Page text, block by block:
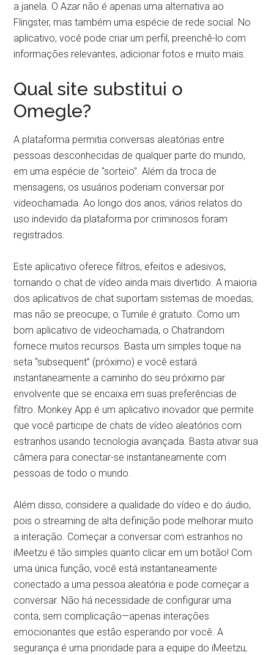
a janela. O Azar não é apenas uma alternativa ao
Flingster, mas também uma espécie de rede social. No
aplicativo, você pode criar um perfil, preenchê-lo com
informações relevantes, adicionar fotos e muito mais.
Qual site substitui o
Omegle?
A plataforma permitia conversas aleatórias entre
pessoas desconhecidas de qualquer parte do mundo,
em uma espécie de "sorteio". Além da troca de
mensagens, os usuários poderiam conversar por
videochamada. Ao longo dos anos, vários relatos do
uso indevido da plataforma por criminosos foram
registrados.
Este aplicativo oferece filtros, efeitos e adesivos,
tornando o chat de vídeo ainda mais divertido. A maioria
dos aplicativos de chat suportam sistemas de moedas,
mas não se preocupe; o Tumile é gratuito. Como um
bom aplicativo de videochamada, o Chatrandom
fornece muitos recursos. Basta um simples toque na
seta “subsequent” (próximo) e você estará
instantaneamente a caminho do seu próximo par
envolvente que se encaixa em suas preferências de
filtro. Monkey App é um aplicativo inovador que permite
que você participe de chats de vídeo aleatórios com
estranhos usando tecnologia avançada. Basta ativar sua
câmera para conectar-se instantaneamente com
pessoas de todo o mundo.
Além disso, considere a qualidade do vídeo e do áudio,
pois o streaming de alta definição pode melhorar muito
a interação. Começar a conversar com estranhos no
iMeetzu é tão simples quanto clicar em um botão! Com
uma única função, você está instantaneamente
conectado a uma pessoa aleatória e pode começar a
conversar. Não há necessidade de configurar uma
conta, sem complicação—apenas interações
emocionantes que estão esperando por você. A
segurança é uma prioridade para a equipe do iMeetzu,